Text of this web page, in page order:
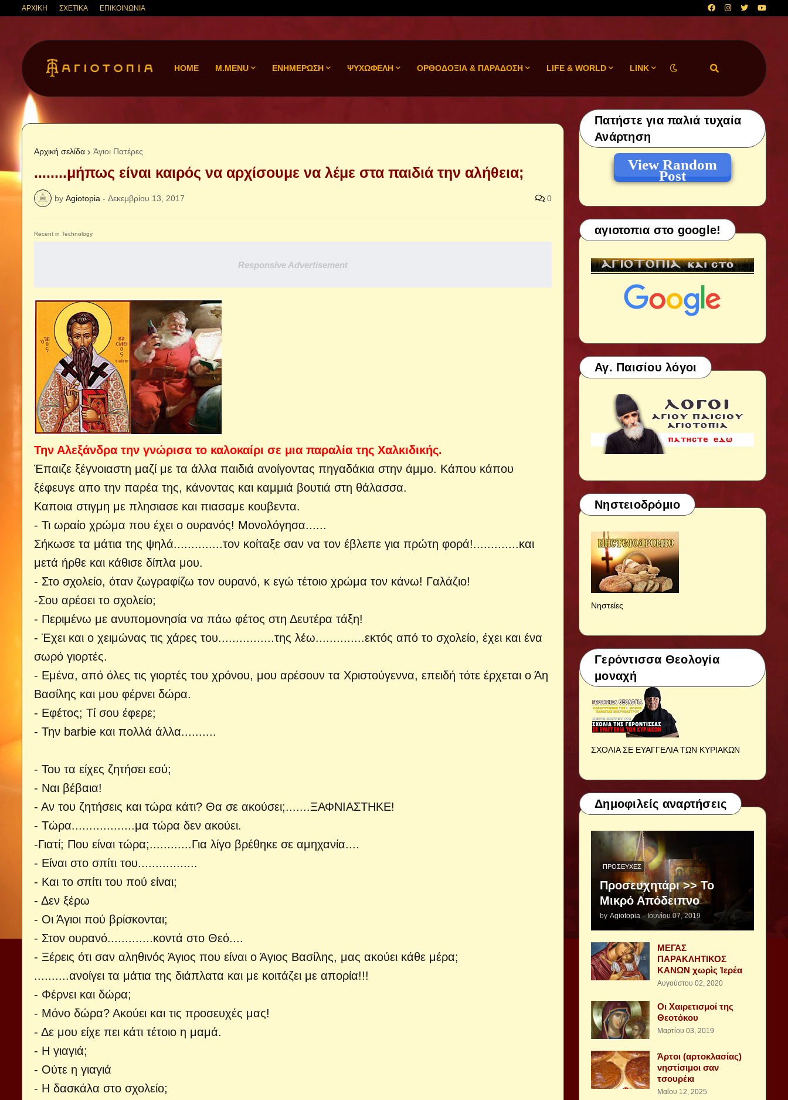
ΑΡΧΙΚΗ ΣΧΕΤΙΚΑ ΕΠΙΚΟΙΝΩΝΙΑ
HOME M.MENU ΕΝΗΜΕΡΩΣΗ ΨΥΧΩΦΕΛΗ ΟΡΘΟΔΟΞΙΑ & ΠΑΡΑΔΟΣΗ LIFE & WORLD LINK
Αρχική σελίδα Άγιοι Πατέρες
........μήπως είναι καιρός να αρχίσουμε να λέμε στα παιδιά την αλήθεια;
by Agiotopia - Δεκεμβρίου 13, 2017 0
Recent in Technology
Responsive Advertisement
Την Αλεξάνδρα την γνώρισα το καλοκαίρι σε μια παραλία της Χαλκιδικής.
Έπαιζε ξέγνοιαστη μαζί με τα άλλα παιδιά ανοίγοντας πηγαδάκια στην άμμο. Κάπου κάπου
ξέφευγε απο την παρέα της, κάνοντας και καμμιά βουτιά στη θάλασσα.
Καποια στιγμη με πλησιασε και πιασαμε κουβεντα.
- Τι ωραίο χρώμα που έχει ο ουρανός! Μονολόγησα......
Σήκωσε τα μάτια της ψηλά..............τον κοίταξε σαν να τον έβλεπε για πρώτη φορά!.............και
μετά ήρθε και κάθισε δίπλα μου.
- Στο σχολείο, όταν ζωγραφίζω τον ουρανό, κ εγώ τέτοιο χρώμα τον κάνω! Γαλάζιο!
-Σου αρέσει το σχολείο;
- Περιμένω με ανυπομονησία να πάω φέτος στη Δευτέρα τάξη!
- Έχει και ο χειμώνας τις χάρες του................της λέω..............εκτός από το σχολείο, έχει και ένα
σωρό γιορτές.
- Εμένα, από όλες τις γιορτές του χρόνου, μου αρέσουν τα Χριστούγεννα, επειδή τότε έρχεται ο Άη
Βασίλης και μου φέρνει δώρα.
- Εφέτος; Τί σου έφερε;
- Την barbie και πολλά άλλα..........
- Του τα είχες ζητήσει εσύ;
- Ναι βέβαια!
- Αν του ζητήσεις και τώρα κάτι? Θα σε ακούσει;.......ΞΑΦΝΙΑΣΤΗΚΕ!
- Τώρα..................μα τώρα δεν ακούει.
-Γιατί; Που είναι τώρα;............Για λίγο βρέθηκε σε αμηχανία....
- Είναι στο σπίτι του.................
- Και το σπίτι του πού είναι;
- Δεν ξέρω
- Οι Άγιοι πού βρίσκονται;
- Στον ουρανό.............κοντά στο Θεό....
- Ξέρεις ότι σαν αληθινός Άγιος που είναι ο Άγιος Βασίλης, μας ακούει κάθε μέρα;
..........ανοίγει τα μάτια της διάπλατα και με κοιτάζει με απορία!!!
- Φέρνει και δώρα;
- Μόνο δώρα? Ακούει και τις προσευχές μας!
- Δε μου είχε πει κάτι τέτοιο η μαμά.
- Η γιαγιά;
- Ούτε η γιαγιά
- Η δασκάλα στο σχολείο;
Πατήστε για παλιά τυχαία
Ανάρτηση
View Random
Post
αγιοτοπια στο google!
Αγ. Παισίου λόγοι
Νηστειοδρόμιο
Νηστείες
Γερόντισσα Θεολογία
μοναχή
ΣΧΟΛΙΑ ΣΕ ΕΥΑΓΓΕΛΙΑ ΤΩΝ ΚΥΡΙΑΚΩΝ
Δημοφιλείς αναρτήσεις
ΠΡΟΣΕΥΧΈΣ
Προσευχητάρι >> Το
Μικρό Απόδειπνο
by Agiotopia - Ιουνίου 07, 2019
ΜΕΓΑΣ
ΠΑΡΑΚΛΗΤΙΚΟΣ
ΚΑΝΩΝ χωρὶς Ἱερέα
Αυγούστου 02, 2020
Οι Χαιρετισμοί της
Θεοτόκου
Μαρτίου 03, 2019
Άρτοι (αρτοκλασίας)
νηστίσιμοι σαν
τσουρέκι
Μαΐου 12, 2025